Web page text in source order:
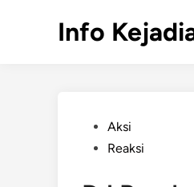
Info
PostedAksi
Reaksi